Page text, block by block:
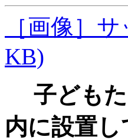
［画像］
KB)
子どもた
内に設置し